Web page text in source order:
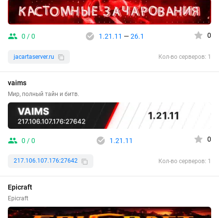
0 / 0 1.21.11 — 26.1 0
jacartaserver.ru Кол-во серверов: 1
vaims
Мир, полный тайн и битв.
0 / 0 1.21.11 0
217.106.107.176:27642 Кол-во серверов: 1
Epicraft
Epicraft